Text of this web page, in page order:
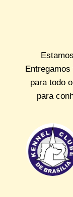
para todo
para